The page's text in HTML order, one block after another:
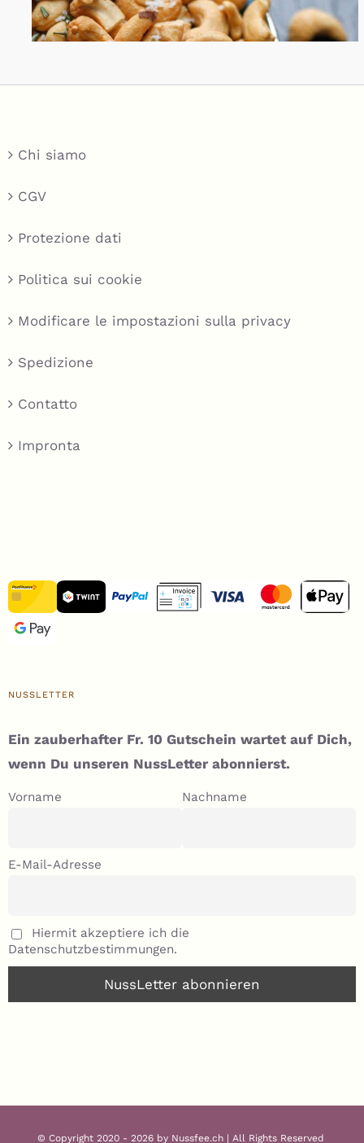
Chi siamo
CGV
Protezione dati
Politica sui cookie
Modificare le impostazioni sulla privacy
Spedizione
Contatto
Impronta
NUSSLETTER
Ein zauberhafter Fr. 10 Gutschein wartet auf Dich,
wenn Du unseren NussLetter abonnierst.
Vorname Nachname
E-Mail-Adresse
Hiermit akzeptiere ich die
Datenschutzbestimmungen.
© Copyright 2020 - 2026 by Nussfee.ch | All Rights Reserved